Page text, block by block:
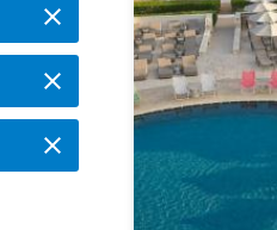
close
close
close